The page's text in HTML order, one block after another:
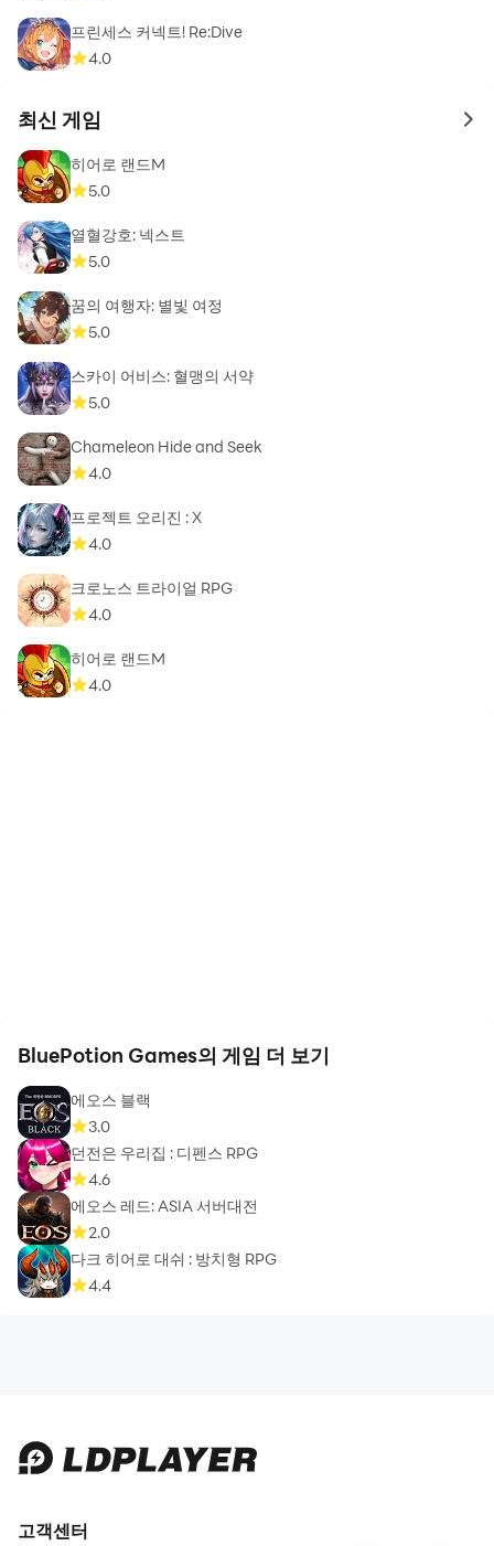
프린세스 커넥트! Re:Dive
4.0
최신 게임 to
히어로 랜드M
5.0
열혈강호: 넥스트
5.0
꿈의 여행자: 별빛 여정
5.0
스카이 어비스: 혈맹의 서약
5.0
Chameleon Hide and Seek
4.0
프로젝트 오리진 : X
4.0
크로노스 트라이얼 RPG
4.0
히어로 랜드M
4.0
BluePotion Games의 게임 더 보기
에오스 블랙
3.0
던전은 우리집 : 디펜스 RPG
4.6
에오스 레드: ASIA 서버대전
2.0
다크 히어로 대쉬 : 방치형 RPG
4.4
고객센터